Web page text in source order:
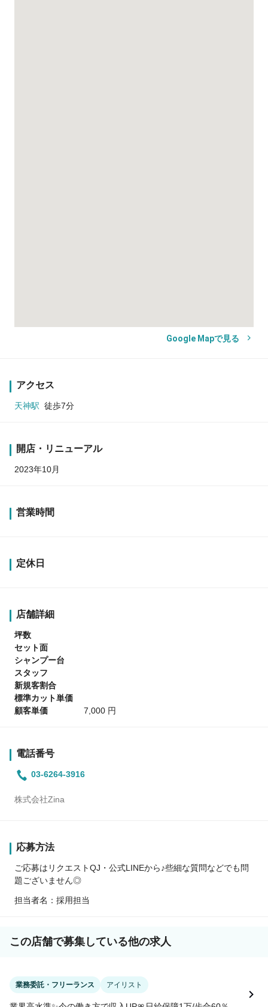
Google Mapで見る
アクセス
天神駅 徒歩7分
開店・リニューアル
2023年10月
営業時間
定休日
店舗詳細
坪数
セット面
シャンプー台
スタッフ
新規客割合
標準カット単価
顧客単価
7,000 円
電話番号
03-6264-3916
株式会社Zina
応募方法
ご応募はリクエストQJ・公式LINEから♪些細な質問などでも問
題ございません◎
担当者名：採用担当
この店舗で募集している他の求人
業務委託・フリーランス アイリスト